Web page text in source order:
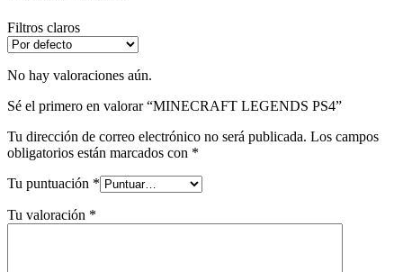
Filtros claros
No hay valoraciones aún.
Sé el primero en valorar “MINECRAFT LEGENDS PS4”
Tu dirección de correo electrónico no será publicada. Los campos
obligatorios están marcados con *
Tu puntuación *
Tu valoración *